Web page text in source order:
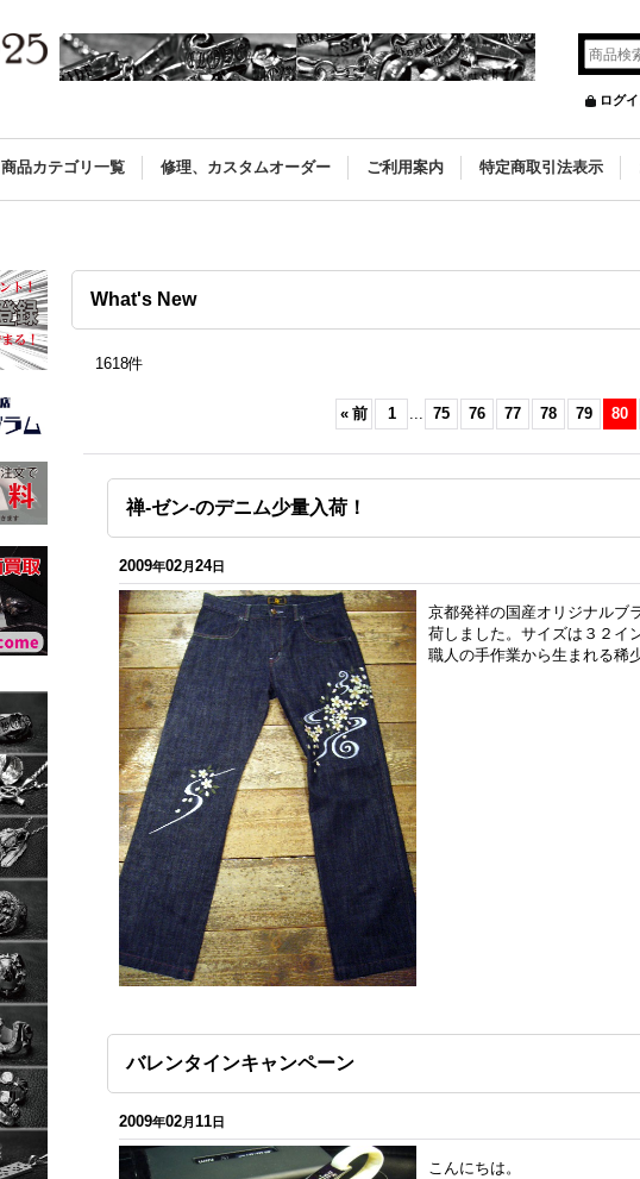
ログ
商品カテゴリ一覧 修理、カスタムオーダー ご利用案内 特定商取引法表示
What's New
1618件
« 前 1 ... 75 76 77 78 79 80
禅-ゼン-のデニム少量入荷！
2009年02月24日
京都発祥の国産オリジナルブ
荷しました。サイズは３２イ
職人の手作業から生まれる稀
バレンタインキャンペーン
2009年02月 11 日
こんにちは。